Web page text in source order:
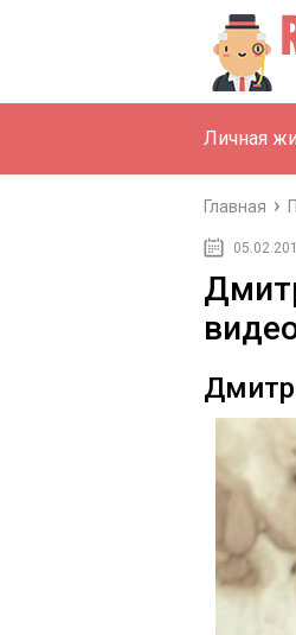
Личная
Главная